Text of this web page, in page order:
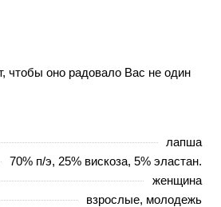
чтобы оно радовало Вас не один
лапша
70% п/э, 25% вискоза, 5% эластан.
женщина
взрослые, молодежь